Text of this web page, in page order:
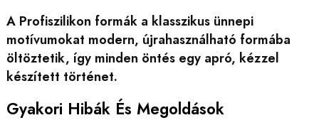
A Profiszilikon formák a klasszikus ünnepi
motívumokat modern, újrahasználható formába
öltöztetik, így minden öntés egy apró, kézzel
készített történet.
Gyakori Hibák És Megoldások